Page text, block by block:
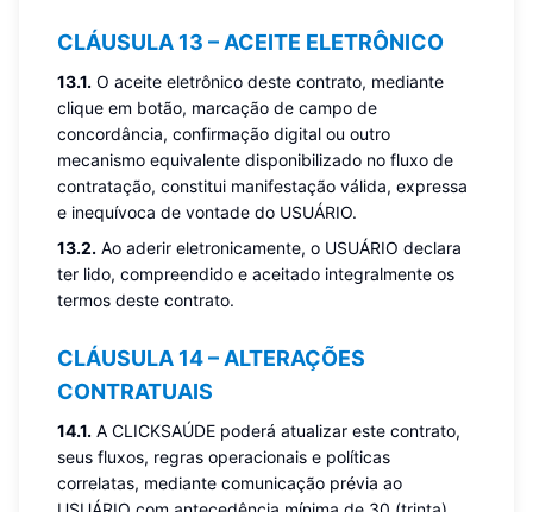
CLÁUSULA 13 – ACEITE ELETRÔNICO
13.1. O aceite eletrônico deste contrato, mediante
clique em botão, marcação de campo de
concordância, confirmação digital ou outro
mecanismo equivalente disponibilizado no fluxo de
contratação, constitui manifestação válida, expressa
e inequívoca de vontade do USUÁRIO.
13.2. Ao aderir eletronicamente, o USUÁRIO declara
ter lido, compreendido e aceitado integralmente os
termos deste contrato.
CLÁUSULA 14 – ALTERAÇÕES
CONTRATUAIS
14.1. A CLICKSAÚDE poderá atualizar este contrato,
seus fluxos, regras operacionais e políticas
correlatas, mediante comunicação prévia ao